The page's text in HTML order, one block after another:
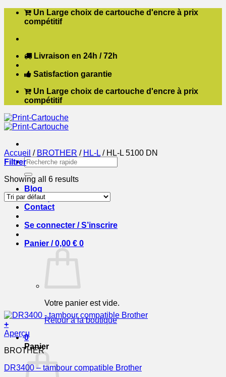
Passer Un Large choix de cartouche d'encre à prix
compétitif
Livraison en 24h / 72h
Satisfaction garantie
Un Large choix de cartouche d'encre à prix
compétitif
Recherche
pour :
Blog
Boutique
Contact
Se connecter / S’inscrire
Panier /0,00 € 0
Votre panier est vide.
Retour à la boutique
0
Panier
Accueil / BROTHER / HL-L /HL-L 5100 DN
Filtrer
Showing all 6 results
+
Aperçu
BROTHER
DR3400 – tambour compatible Brother